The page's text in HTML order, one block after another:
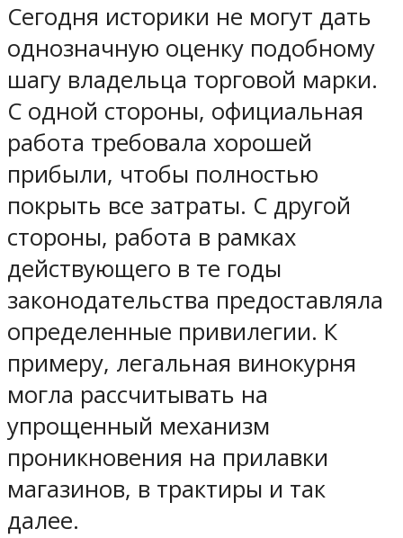
Сегодня историки не могут дать
однозначную оценку подобному
шагу владельца торговой марки.
С одной стороны, официальная
работа требовала хорошей
прибыли, чтобы полностью
покрыть все затраты. С другой
стороны, работа в рамках
действующего в те годы
законодательства предоставляла
определенные привилегии. К
примеру, легальная винокурня
могла рассчитывать на
упрощенный механизм
проникновения на прилавки
магазинов, в трактиры и так
далее.